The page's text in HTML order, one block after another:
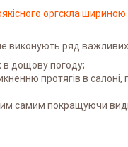
оргскла
виконують ряд
в дощову погоду;
протягів в салоні,
самим покращуючи